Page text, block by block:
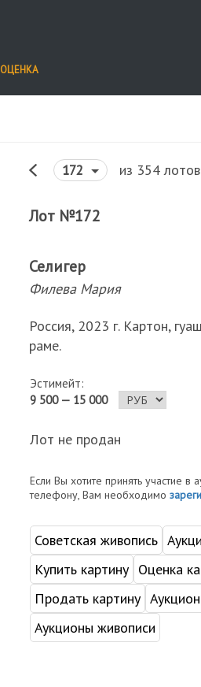
ОЦЕНКА
172 из 354 лотов
Лот №172
Селигер
Филева Мария
Россия, 2023 г. Картон,
раме.
Эстимейт:
9 500 — 15 000
Лот не продан
Если Вы хотите принять участие в
телефону, Вам необходимо
Советская живопись
Купить картину Оценка
Продать картину
Аукционы живописи